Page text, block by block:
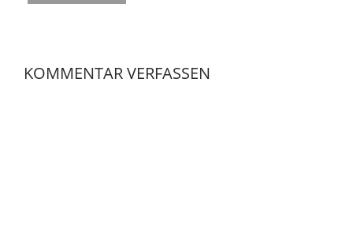
KOMMENTAR VERFASSEN